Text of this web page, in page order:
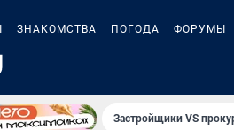
ЗНАКОМСТВА ПОГОДА ФОРУМЫ
Застройщики VS